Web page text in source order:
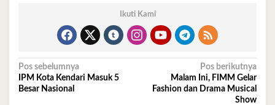
Ikuti Kami
Navigasi
pos
Pos sebelumnya
IPM Kota Kendari Masuk 5
Besar Nasional
Pos berikutnya
Malam Ini, FIMM Gelar
Fashion dan Drama Musical
Show